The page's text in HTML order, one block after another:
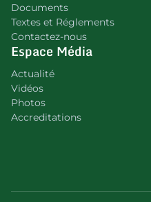
Documents
Textes et Réglements
Contactez-nous
Espace Média
Actualité
Vidéos
Photos
Accreditations